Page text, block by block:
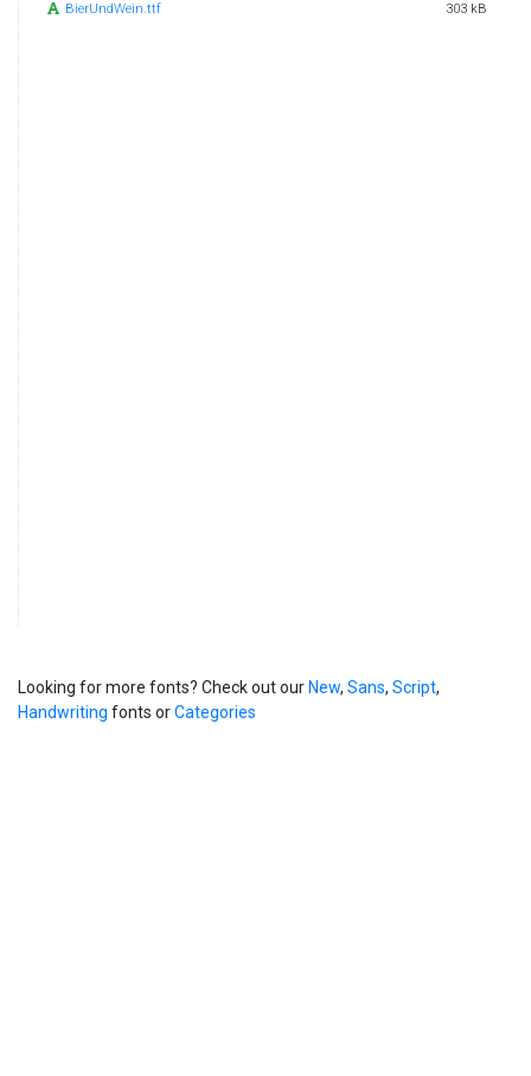
BierUndWein.ttf 303 kB
Looking for more fonts? Check out ourNew, Sans, Script,
Handwriting fonts orCategories